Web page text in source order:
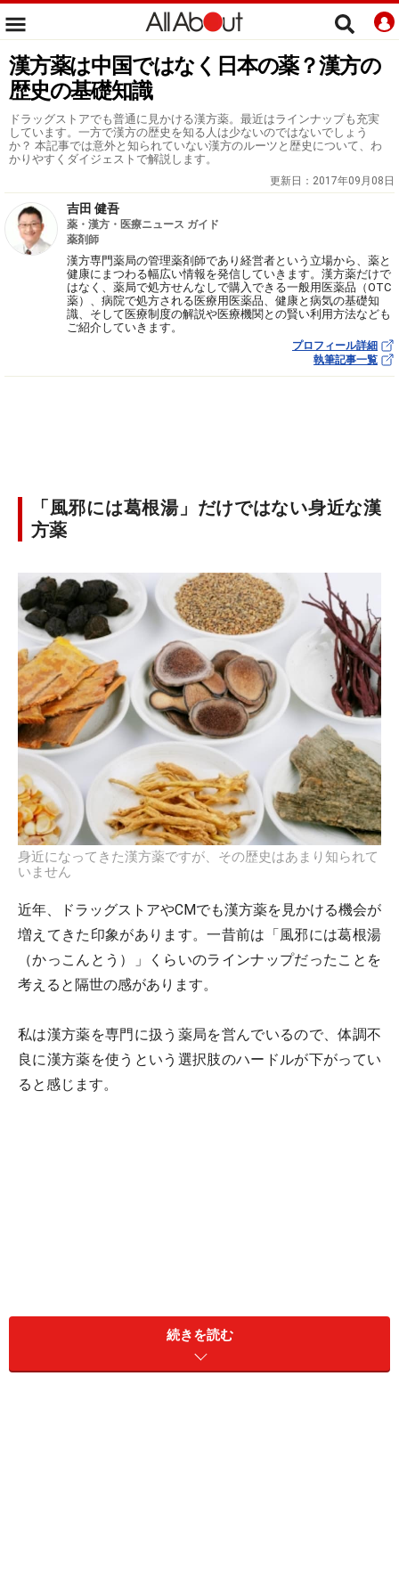
漢方薬は中国ではなく日本の薬？漢方の
歴史の基礎知識
ドラッグストアでも普通に見かける漢方薬。最近はラインナップも充実
しています。一方で漢方の歴史を知る人は少ないのではないでしょう
か？ 本記事では意外と知られていない漢方のルーツと歴史について、わ
かりやすくダイジェストで解説します。
更新日： 2017年09月08日
吉田 健吾
薬・漢方・医療ニュース ガイド
薬剤師
漢方専門薬局の管理薬剤師であり経営者という立場から、薬と
健康にまつわる幅広い情報を発信していきます。漢方薬だけで
はなく、薬局で処方せんなしで購入できる一般用医薬品（OTC
薬）、病院で処方される医療用医薬品、健康と病気の基礎知
識、そして医療制度の解説や医療機関との賢い利用方法なども
ご紹介していきます。
プロフィール詳細
執筆記事一覧
「風邪には葛根湯」だけではない身近な漢
方薬
身近になってきた漢方薬ですが、その歴史はあまり知られて
いません
近年、ドラッグストアやCMでも漢方薬を見かける機会が
増えてきた印象があります。一昔前は「風邪には葛根湯
（かっこんとう）」くらいのラインナップだったことを
考えると隔世の感があります。
私は漢方薬を専門に扱う薬局を営んでいるので、体調不
良に漢方薬を使うという選択肢のハードルが下がってい
ると感じます。
続きを読む